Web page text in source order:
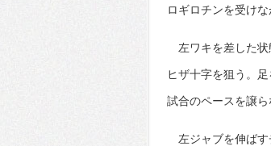
ロギロチンを受け
左ワキを差した状
ヒザ十字を狙う。
試合のペースを譲ら
左ジャブを伸ばす